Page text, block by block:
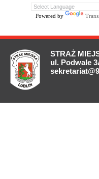
Powered by
STRAŻ
ul. Podwale